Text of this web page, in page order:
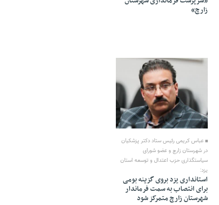
زارچ»
01 Azar 1403 - 15:43
عباس کریمی رئیس ستاد دکتر پزشکیان
در شهرستان زارچ و عضو شورای
سیاستگذاری حزب اعتدال و توسعه استان
یزد:
استانداری یزد بروی گزینه بومی
برای انتصاب به سمت فرماندار
شهرستان زارچ متمرکز شود